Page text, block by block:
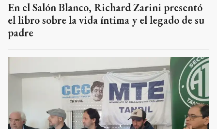
En el Salón Blanco, Richard Zarini presentó
el libro sobre la vida íntima y el legado de su
padre